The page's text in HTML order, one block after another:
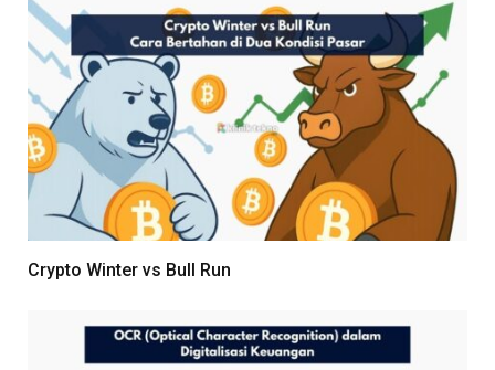
Crypto Winter vs Bull Run